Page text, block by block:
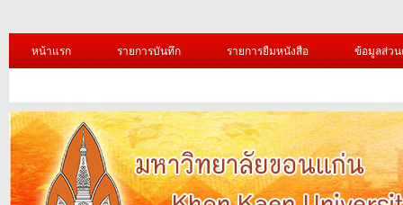
หน้าแรก รายการบันทึก รายการยืมหนังสือ ข้อมูลส่ว